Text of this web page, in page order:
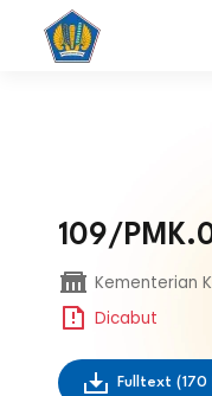
109/
Kementerian
Dicabut
Fulltext (170